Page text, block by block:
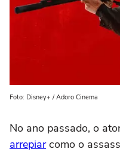
Foto: Disney+ / Adoro Cinema
No ano passado, o
arrepiarcomo o